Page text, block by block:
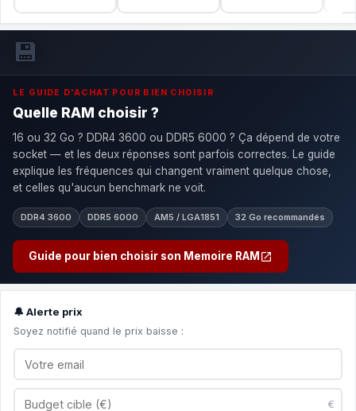
💾
LE GUIDE D'ACHAT POUR BIEN CHOISIR
Quelle RAM choisir ?
16 ou 32 Go ? DDR4 3600 ou DDR5 6000 ? Ça dépend de votre
socket — et les deux réponses sont parfois correctes. Le guide
explique les fréquences qui changent vraiment quelque chose,
et celles qu'aucun benchmark ne voit.
DDR4 3600 DDR5 6000 AM5 / LGA1851 32 Go recommandés
Guide pour bien choisir son Memoire RAM
🔔 Alerte prix
Soyez notifié quand le prix baisse :
€